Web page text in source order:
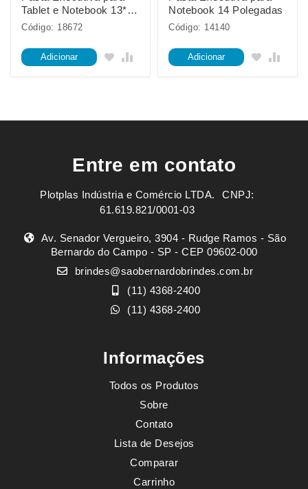
Tablet e Notebook 13*
Polegadas
Código: 18672
Adicionar
Notebook 14 Polegadas
Código: 14140
Adicionar
Entre em contato
Plotplas Indústria e Comércio LTDA. ㅤㅤㅤ CNPJ:
61.619.821/0001-03
Av. Senador Vergueiro, 3904 - Rudge Ramos - São
Bernardo do Campo - SP - CEP 09602-000
brindes@saobernardobrindes.com.br
(11) 4368-2400
(11) 4368-2400
Informações
Todos os Produtos
Sobre
Contato
Lista de Desejos
Comparar
Carrinho